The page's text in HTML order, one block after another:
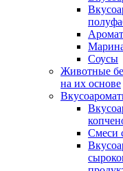
Соусы
Животные
на их основе
Смеси